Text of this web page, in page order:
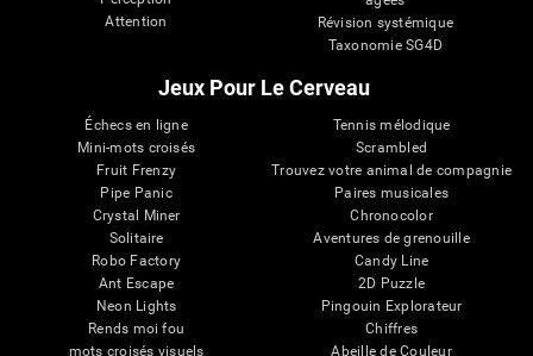
Attention
Révision systémique
Taxonomie SG4D
Jeux Pour Le Cerveau
Échecs en ligne
Mini-mots croisés
Fruit Frenzy
Pipe Panic
Crystal Miner
Solitaire
Robo Factory
Ant Escape
Neon Lights
Rends moi fou
mots croisés visuels
Tennis mélodique
Scrambled
Trouvez votre animal de compagnie
Paires musicales
Chronocolor
Aventures de grenouille
Candy Line
2D Puzzle
Pingouin Explorateur
Chiffres
Abeille de Couleur